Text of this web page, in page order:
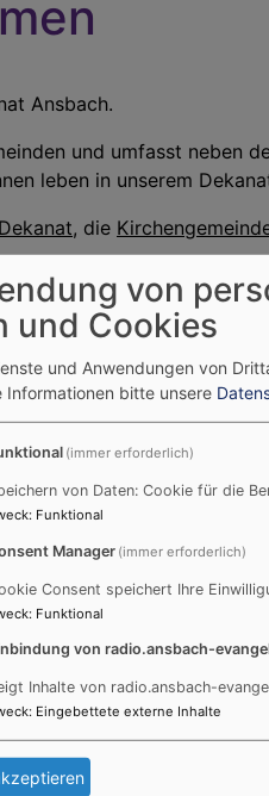
Ansbach.
und umfasst neben
leben in unserem
Dekanat, die
auf unseren Seiten
GLAUBE
von
und Cookies
und Anwendungen von
Informationen bitte unsere
(immer erforderlich)
von Daten: Cookie für die
: Funktional
Manager (immer erforderlich)
Consent speichert Ihre
: Funktional
von radio.ansbach-
Inhalte von radio.ansbach-
: Eingebettete externe Inhalte